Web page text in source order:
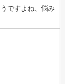
ですよね、悩み